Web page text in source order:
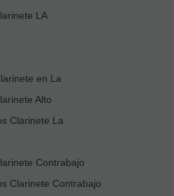
LA
en La
Alto
Clarinete La
Contrabajo
Clarinete Contrabajo